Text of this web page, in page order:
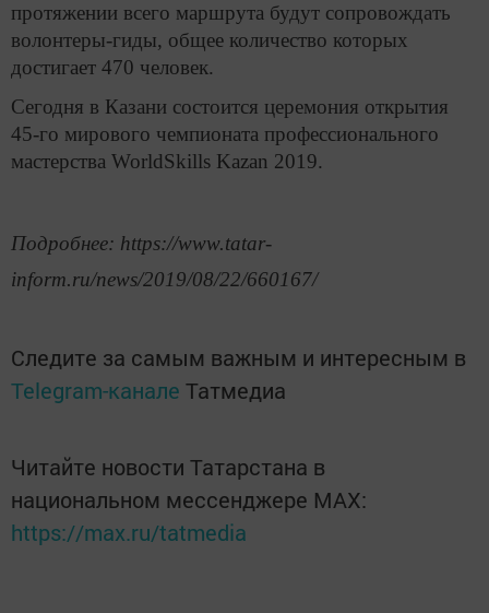
протяжении всего маршрута будут сопровождать
волонтеры-гиды, общее количество которых
достигает 470 человек.
Сегодня в Казани состоится церемония открытия
45-го мирового чемпионата профессионального
мастерства WorldSkills Kazan 2019.
Подробнее: https://www.tatar-
inform.ru/news/2019/08/22/660167/
Следите за самым важным и интересным в
Telegram-канале Татмедиа
Читайте новости Татарстана в
национальном мессенджере MАХ:
https://max.ru/tatmedia